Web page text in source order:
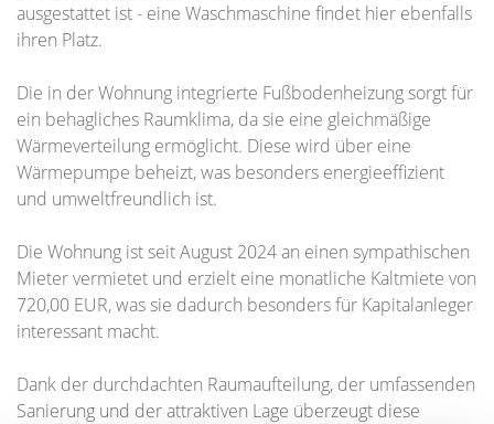
ausgestattet ist - eine Waschmaschine findet hier ebenfalls
ihren Platz.
Die in der Wohnung integrierte Fußbodenheizung sorgt für
ein behagliches Raumklima, da sie eine gleichmäßige
Wärmeverteilung ermöglicht. Diese wird über eine
Wärmepumpe beheizt, was besonders energieeffizient
und umweltfreundlich ist.
Die Wohnung ist seit August 2024 an einen sympathischen
Mieter vermietet und erzielt eine monatliche Kaltmiete von
720,00 EUR, was sie dadurch besonders für Kapitalanleger
interessant macht.
Dank der durchdachten Raumaufteilung, der umfassenden
Sanierung und der attraktiven Lage überzeugt diese